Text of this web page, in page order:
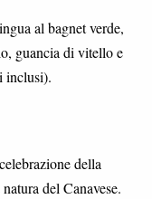
al bagnet verde,
guancia di vitello e
inclusi).
della
del Canavese.